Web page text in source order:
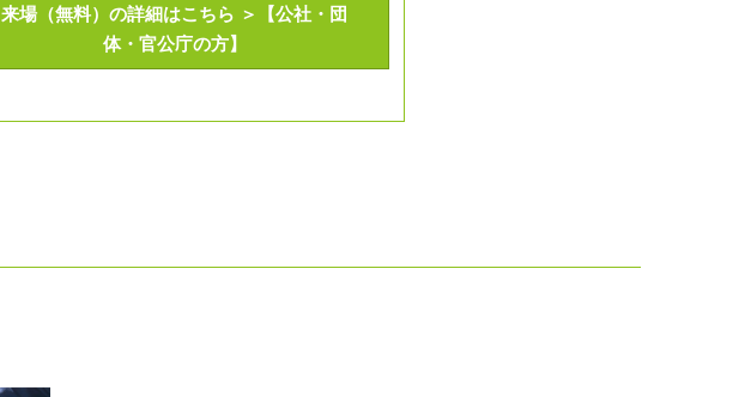
来場（無料）の詳細はこちら ＞【公社・団
体・官公庁の方】